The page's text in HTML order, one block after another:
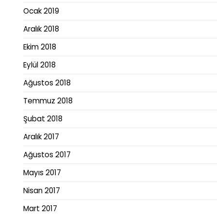
Ocak 2019
Aralık 2018
Ekim 2018
Eylül 2018
Ağustos 2018
Temmuz 2018
Şubat 2018
Aralık 2017
Ağustos 2017
Mayıs 2017
Nisan 2017
Mart 2017